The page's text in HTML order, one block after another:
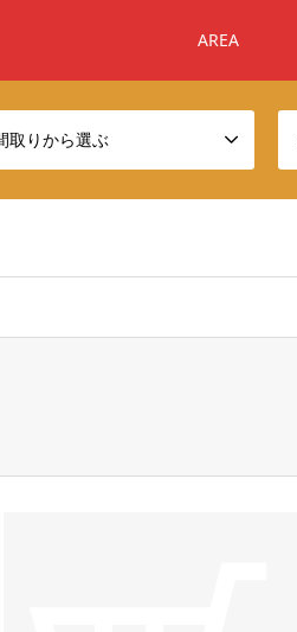
AREA
取りから選ぶ